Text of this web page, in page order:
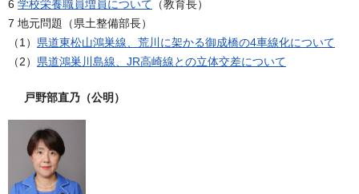
6 学校栄養職員増員について （教育長）
7 地元問題（県土整備部長）
（1） 県道東松山鴻巣線、荒川に架かる御成橋の4車線化について
（2） 県道鴻巣川島線、JR高崎線との立体交差について
戸野部直乃（公明）